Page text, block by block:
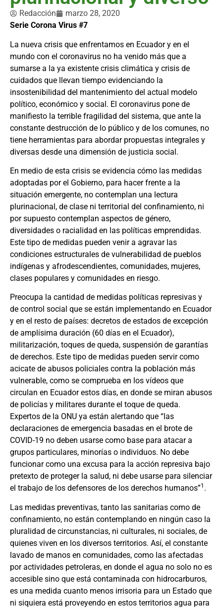
Redacción
marzo 28, 2020
Serie Corona Virus #7
La nueva crisis que enfrentamos en Ecuador y en el
mundo con el coronavirus no ha venido más que a
sumarse a la ya existente crisis climática y crisis de
cuidados que llevan tiempo evidenciando la
insostenibilidad del mantenimiento del actual modelo
político, económico y social. El coronavirus pone de
manifiesto la terrible fragilidad del sistema, que ante la
constante destrucción de lo público y de los comunes, no
tiene herramientas para abordar propuestas integrales y
diversas desde una dimensión de justicia social.
En medio de esta crisis se evidencia cómo las medidas
adoptadas por el Gobierno, para hacer frente a la
situación emergente, no contemplan una lectura
plurinacional, de clase ni territorial del confinamiento, ni
por supuesto contemplan aspectos de género,
diversidades o racialidad en las políticas emprendidas.
Este tipo de medidas pueden venir a agravar las
condiciones estructurales de vulnerabilidad de pueblos
indígenas y afrodescendientes, comunidades, mujeres,
clases populares y comunidades en riesgo.
Preocupa la cantidad de medidas políticas represivas y
de control social que se están implementando en Ecuador
y en el resto de países: decretos de estados de excepción
de amplísima duración (60 días en el Ecuador),
militarización, toques de queda, suspensión de garantías
de derechos. Este tipo de medidas pueden servir como
acicate de abusos policiales contra la población más
vulnerable, como se comprueba en los vídeos que
circulan en Ecuador estos días, en donde se miran abusos
de policías y militares durante el toque de queda.
Expertos de la ONU ya están alertando que “las
declaraciones de emergencia basadas en el brote de
COVID-19 no deben usarse como base para atacar a
grupos particulares, minorías o individuos. No debe
funcionar como una excusa para la acción represiva bajo
pretexto de proteger la salud, ni debe usarse para silenciar
el trabajo de los defensores de los derechos humanos”1 .
Las medidas preventivas, tanto las sanitarias como de
confinamiento, no están contemplando en ningún caso la
pluralidad de circunstancias, ni culturales, ni sociales, de
quienes viven en los diversos territorios. Así, el constante
lavado de manos en comunidades, como las afectadas
por actividades petroleras, en donde el agua no solo no es
accesible sino que está contaminada con hidrocarburos,
es una medida cuanto menos irrisoria para un Estado que
ni siquiera está proveyendo en estos territorios agua para